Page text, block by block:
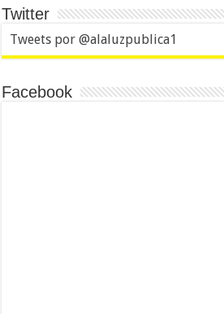
Twitter
Tweets por @alaluzpublica1
Facebook